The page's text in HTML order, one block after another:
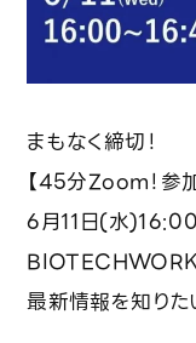
事業一覧
廃棄物水素転
デジタルプラ
トレーサビリテ
まもなく締切！
【45分Zoom！参
6月11日(水
最新情報を知り